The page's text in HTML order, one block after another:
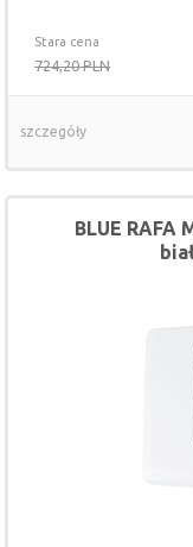
Stara cena
724,20 PLN
szczegóły
BLUE RAFA